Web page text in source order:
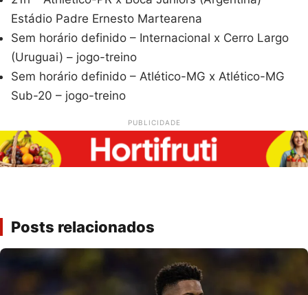
Estádio Padre Ernesto Martearena
Sem horário definido – Internacional x Cerro Largo
(Uruguai) – jogo-treino
Sem horário definido – Atlético-MG x Atlético-MG
Sub-20 – jogo-treino
PUBLICIDADE
Posts relacionados